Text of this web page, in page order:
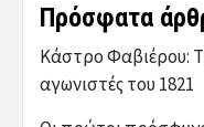
Πρόσφατα
Κάστρο Φαβιέρου:
αγωνιστές του 1821